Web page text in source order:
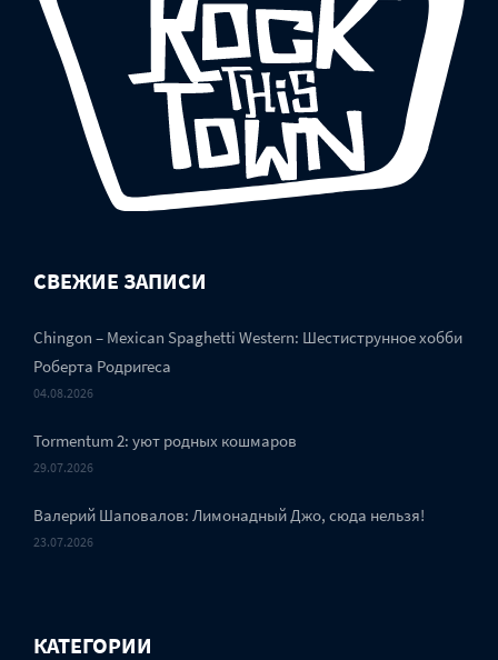
СВЕЖИЕ ЗАПИСИ
Chingon – Mexican Spaghetti Western: Шестиструнное хобби
Роберта Родригеса
04.08.2026
Tormentum 2: уют родных кошмаров
29.07.2026
Валерий Шаповалов: Лимонадный Джо, сюда нельзя!
23.07.2026
КАТЕГОРИИ